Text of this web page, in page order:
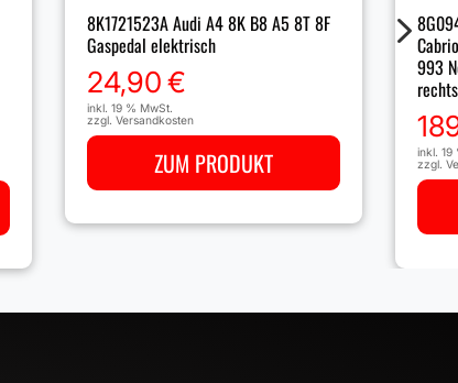
8K1721523A Audi A4 8K B8 A5 8T 8F
Gaspedal elektrisch
24,90€
inkl. 19 % MwSt.
zzgl. Versandkosten
ZUM PRODUKT
993
rechts
inkl. 19
zzgl.
5